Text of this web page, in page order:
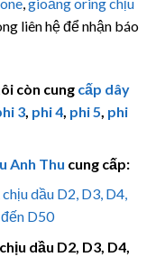
liên hệ để nhận báo
còn cung cấp dây
3, phi 4, phi 5, phi
Anh Thu cung cấp:
dầu D2, D3, D4,